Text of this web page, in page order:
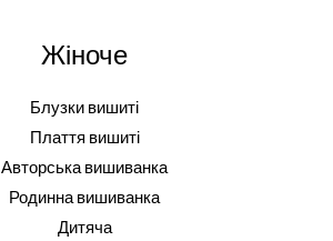
Жіноче
Блузки вишиті
Плаття вишиті
Авторська вишиванка
Родинна вишиванка
Дитяча